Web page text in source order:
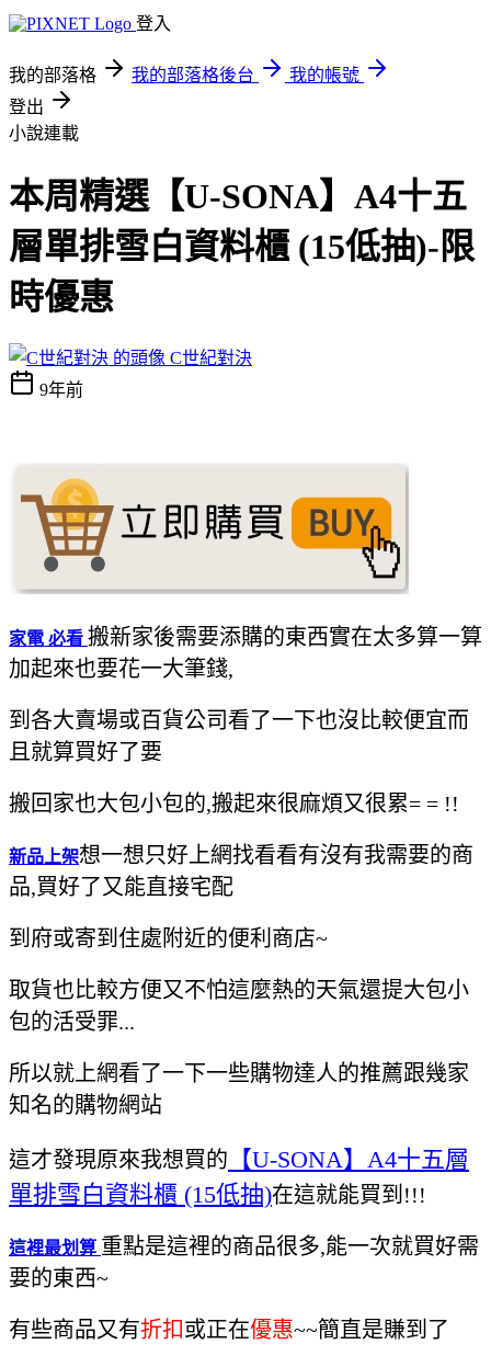
登入
我的部落格 我的部落格後台
我的帳號
登出
小說連載
本周精選【U-SONA】A4十五
層單排雪白資料櫃 (15低抽)-限
時優惠
C世紀對決
9年前
家電 必看 搬新家後需要添購的東西實在太多算一算
加起來也要花一大筆錢,
到各大賣場或百貨公司看了一下也沒比較便宜而
且就算買好了要
搬回家也大包小包的,搬起來很麻煩又很累= = !!
新品上架想一想只好上網找看看有沒有我需要的商
品,買好了又能直接宅配
到府或寄到住處附近的便利商店~
取貨也比較方便又不怕這麼熱的天氣還提大包小
包的活受罪...
所以就上網看了一下一些購物達人的推薦跟幾家
知名的購物網站
這才發現原來我想買的
【U-SONA】A4十五層
單排雪白資料櫃 (15低抽)在這就能買到!!!
這裡最划算 重點是這裡的商品很多,能一次就買好需
要的東西~
有些商品又有折扣或正在優惠~~簡直是賺到了